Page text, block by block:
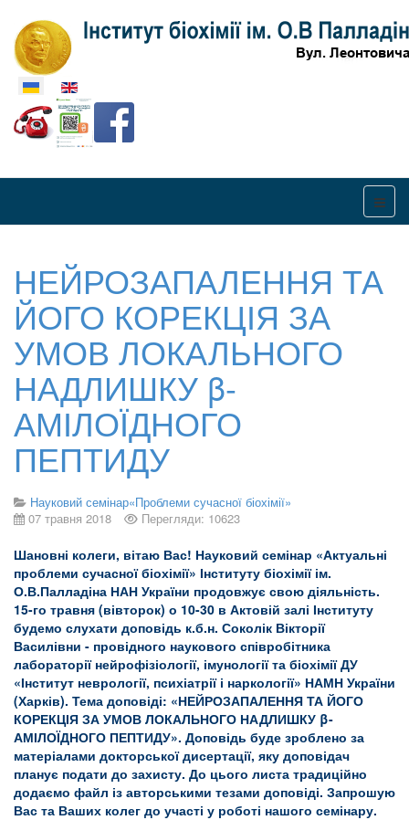
Оберіть свою мову
НЕЙРОЗАПАЛЕННЯ ТА
ЙОГО КОРЕКЦІЯ ЗА
УМОВ ЛОКАЛЬНОГО
НАДЛИШКУ β-
АМІЛОЇДНОГО
ПЕПТИДУ
Науковий семінар«Проблеми сучасної біохімії»
07 травня 2018
Перегляди: 10623
Шановні колеги, вітаю Вас! Науковий семінар «Актуальні
проблеми сучасної біохімії» Інституту біохімії ім.
О.В.Палладіна НАН України продовжує свою діяльність.
15-го травня (вівторок) о 10-30 в Актовій залі Інституту
будемо слухати доповідь к.б.н. Соколік Вікторії
Василівни - провідного наукового співробітника
лабораторії нейрофізіології, імунології та біохімії ДУ
«Інститут неврології, психіатрії і наркології» НАМН України
(Харків). Тема доповіді: «НЕЙРОЗАПАЛЕННЯ ТА ЙОГО
КОРЕКЦІЯ ЗА УМОВ ЛОКАЛЬНОГО НАДЛИШКУ β-
АМІЛОЇДНОГО ПЕПТИДУ». Доповідь буде зроблено за
матеріалами докторської дисертації, яку доповідач
планує подати до захисту. До цього листа традиційно
додаємо файл із авторськими тезами доповіді. Запрошую
Вас та Ваших колег до участі у роботі нашого семінару.